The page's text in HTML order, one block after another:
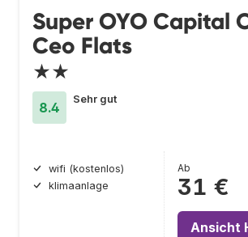
Super OYO Capital
Ceo Flats
★★
8.4
Sehr gut
wifi (kostenlos)
klimaanlage
Ab
31 €
Ansicht